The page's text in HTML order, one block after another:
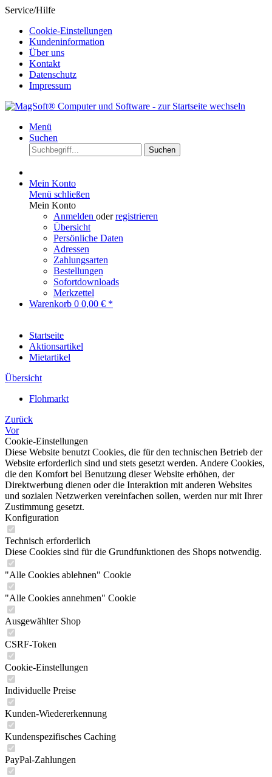
Service/Hilfe
Cookie-Einstellungen
Kundeninformation
Über uns
Kontakt
Datenschutz
Impressum
Menü
Suchen
Suchen
Mein Konto
Menü schließen
Mein Konto
Anmelden oderregistrieren
Übersicht
Persönliche Daten
Adressen
Zahlungsarten
Bestellungen
Sofortdownloads
Merkzettel
Warenkorb 0 0,00 € *
Startseite
Aktionsartikel
Mietartikel
Übersicht
Flohmarkt
Zurück
Vor
Cookie-Einstellungen
Diese Website benutzt Cookies, die für den technischen Betrieb der
Website erforderlich sind und stets gesetzt werden. Andere Cookies,
die den Komfort bei Benutzung dieser Website erhöhen, der
Direktwerbung dienen oder die Interaktion mit anderen Websites
und sozialen Netzwerken vereinfachen sollen, werden nur mit Ihrer
Zustimmung gesetzt.
Konfiguration
Technisch erforderlich
Diese Cookies sind für die Grundfunktionen des Shops notwendig.
"Alle Cookies ablehnen" Cookie
"Alle Cookies annehmen" Cookie
Ausgewählter Shop
CSRF-Token
Cookie-Einstellungen
Individuelle Preise
Kunden-Wiedererkennung
Kundenspezifisches Caching
PayPal-Zahlungen